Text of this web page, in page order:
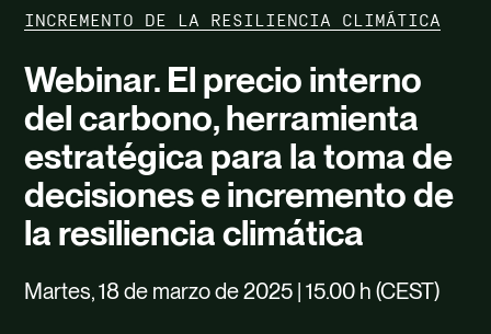
CONTACTO
INCREMENTO DE LA RESILIENCIA CLIMÁTICA
Webinar. El precio interno
del carbono, herramienta
estratégica para la toma de
decisiones e incremento de
la resiliencia climática
Martes, 18 de marzo de 2025 | 15.00 h (CEST)